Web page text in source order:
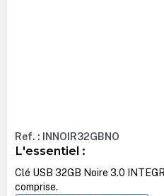
Ref. : INNOIR32GBNO
L'essentiel :
Clé USB 32GB Noire 3.0
comprise.